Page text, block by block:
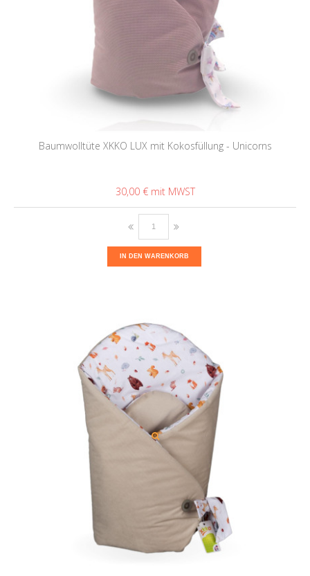
Baumwolltüte XKKO LUX mit Kokosfüllung - Unicorns
30,00 €
IN DEN WARENKORB